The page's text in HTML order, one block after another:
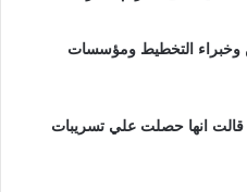
وخبراء التخطيط ومؤسسات
قالت انها حصلت علي تسريبات